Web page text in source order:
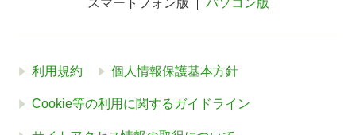
スマートフォン版 パソコン版
利用規約 個人情報保護基本方針
Cookie等の利用に関するガイドライン